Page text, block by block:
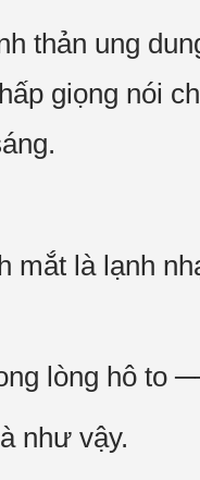
thản ung
giọng nói
mắt là lạnh
lòng hô to
như vậy.